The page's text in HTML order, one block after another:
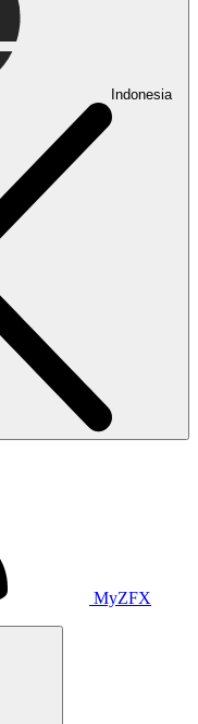
Indonesia
MyZFX